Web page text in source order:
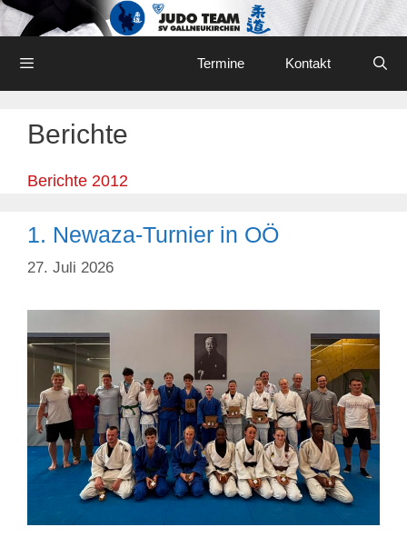
Skip
to
content
Termine Kontakt
Berichte
Berichte 2012
1. Newaza-Turnier in OÖ
27. Juli 2026